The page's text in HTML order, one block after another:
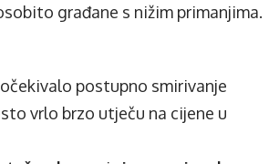
građane s nižim primanjima.
postupno smirivanje
vrlo brzo utječu na cijene u